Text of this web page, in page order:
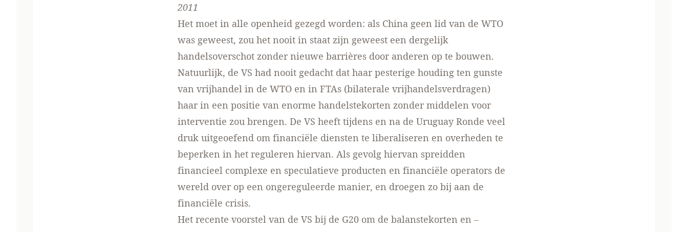
2011
Het moet in alle openheid gezegd worden: als China geen lid van de WTO
was geweest, zou het nooit in staat zijn geweest een dergelijk
handelsoverschot zonder nieuwe barrières door anderen op te bouwen.
Natuurlijk, de VS had nooit gedacht dat haar pesterige houding ten gunste
van vrijhandel in de WTO en in FTAs (bilaterale vrijhandelsverdragen)
haar in een positie van enorme handelstekorten zonder middelen voor
interventie zou brengen. De VS heeft tijdens en na de Uruguay Ronde veel
druk uitgeoefend om financiële diensten te liberaliseren en overheden te
beperken in het reguleren hiervan. Als gevolg hiervan spreidden
financieel complexe en speculatieve producten en financiële operators de
wereld over op een ongereguleerde manier, en droegen zo bij aan de
financiële crisis.
Het recente voorstel van de VS bij de G20 om de balanstekorten en –